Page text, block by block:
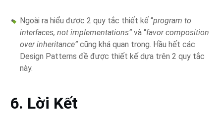
Ngoài ra hiểu được 2 quy tắc thiết kế “program to
interfaces, not implementations” và “favor composition
over inheritance” cũng khá quan trọng. Hầu hết các
Design Patterns đề được thiết kế dựa trên 2 quy tắc
này.
6. Lời Kết